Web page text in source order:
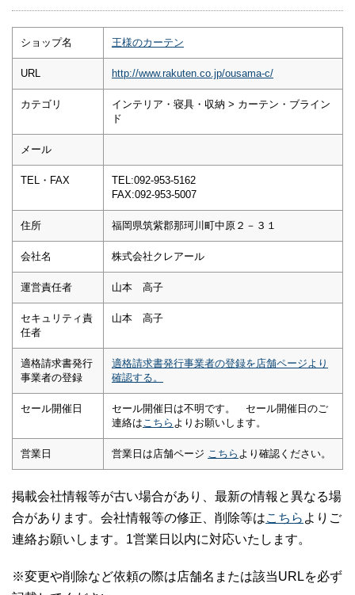
ショップ名 王様のカーテン
URL http://www.rakuten.co.jp/ousama-c/
カテゴリ
インテリア・寝具・収納 > カーテン・ブライン
ド
メール
TEL・FAX
TEL:092-953-5162
FAX:092-953-5007
住所 福岡県筑紫郡那珂川町中原２－３１
会社名 株式会社クレアール
運営責任者 山本 高子
セキュリティ責
任者
山本 高子
適格請求書発行
事業者の登録
適格請求書発行事業者の登録を店舗ページより
確認する。
セール開催日
セール開催日は不明です。 セール開催日のご
連絡は こちら よりお願いします。
営業日 営業日は店舗ページ こちら より確認ください。
掲載会社情報等が古い場合があり、最新の情報と異なる場
合があります。会社情報等の修正、削除等はこちら よりご
連絡お願いします。1営業日以内に対応いたします。
※変更や削除など依頼の際は店舗名または該当URLを必ず